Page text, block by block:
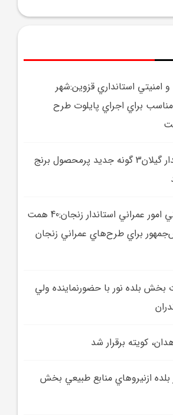
استانداري قزوين:شهر
براي اجراي پايلوت طرح
با حضور استاندار گيلان3 گونه جديد پرمحصول برنج
معاون هماهنگي امور عمراني استاندار زنجان:40 همت
براي طرح‌هاي عمراني زنجان
بلده نور با حضورنماينده ولي
کويته برقرار شد
ازنيرو‌هاي منابع طبيعي بخش